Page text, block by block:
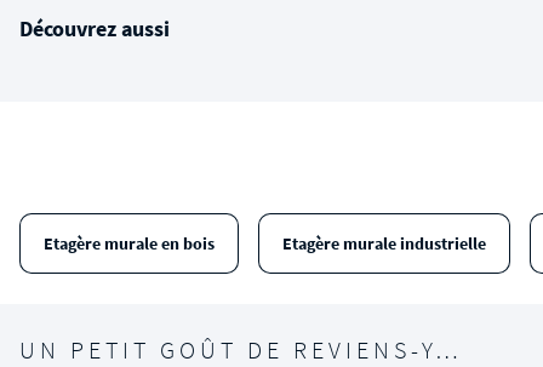
Découvrez aussi
Etagère murale en bois Etagère murale industrielle
UN PETIT GOÛT DE REVIENS-Y…